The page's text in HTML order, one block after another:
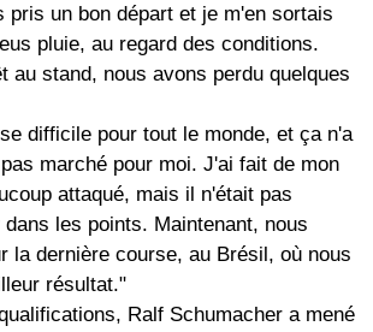
pris un bon départ et je m'en sortais
pluie, au regard des conditions.
au stand, nous avons perdu quelques
difficile pour tout le monde, et ça n'a
marché pour moi. J'ai fait de mon
attaqué, mais il n'était pas
les points. Maintenant, nous
la dernière course, au Brésil, où nous
résultat."
Ralf Schumacher a mené